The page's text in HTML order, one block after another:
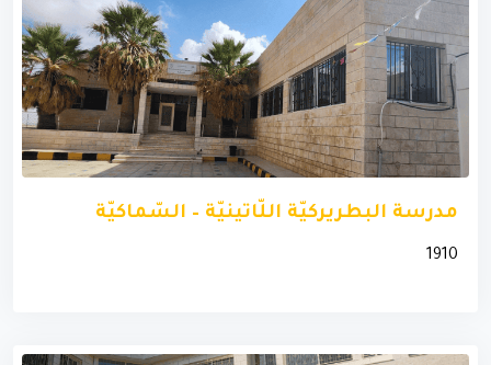
مدرسة البطريركيّة اللّاتينيّة – السّماكيّة
1910